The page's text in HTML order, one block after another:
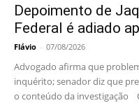
Depoimento de
Federal é adiado
Flávio - 07/08/2026
Advogado afirma que
inquérito; senador diz que
o conteúdo da investigação